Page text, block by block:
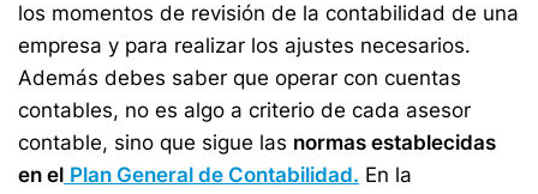
los momentos de revisión de la contabilidad de una
empresa y para realizar los ajustes necesarios.
Además debes saber que operar con cuentas
contables, no es algo a criterio de cada asesor
contable, sino que sigue las normas establecidas
en el Plan General de Contabilidad. En la